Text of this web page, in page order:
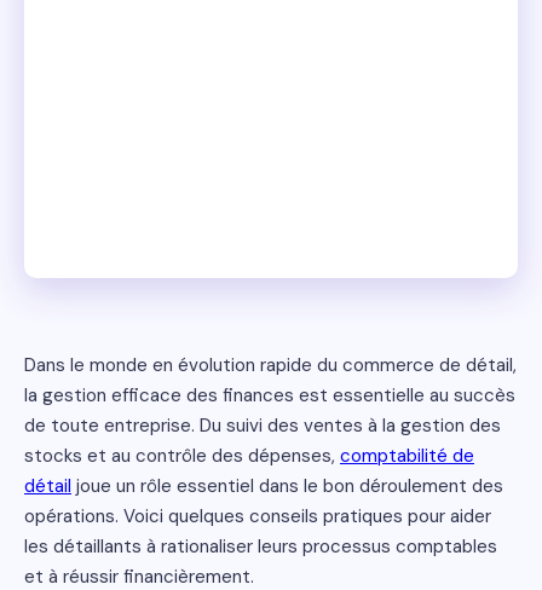
Dans le monde en évolution rapide du commerce de détail,
la gestion efficace des finances est essentielle au succès
de toute entreprise. Du suivi des ventes à la gestion des
stocks et au contrôle des dépenses, comptabilité de
détail joue un rôle essentiel dans le bon déroulement des
opérations. Voici quelques conseils pratiques pour aider
les détaillants à rationaliser leurs processus comptables
et à réussir financièrement.